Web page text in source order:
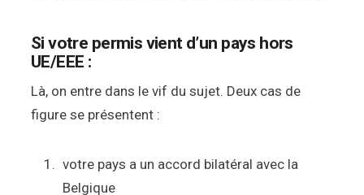
Si votre permis vient d’un pays hors
UE/EEE :
Là, on entre dans le vif du sujet. Deux cas de
figure se présentent :
votre pays a un accord bilatéral avec la
Belgique